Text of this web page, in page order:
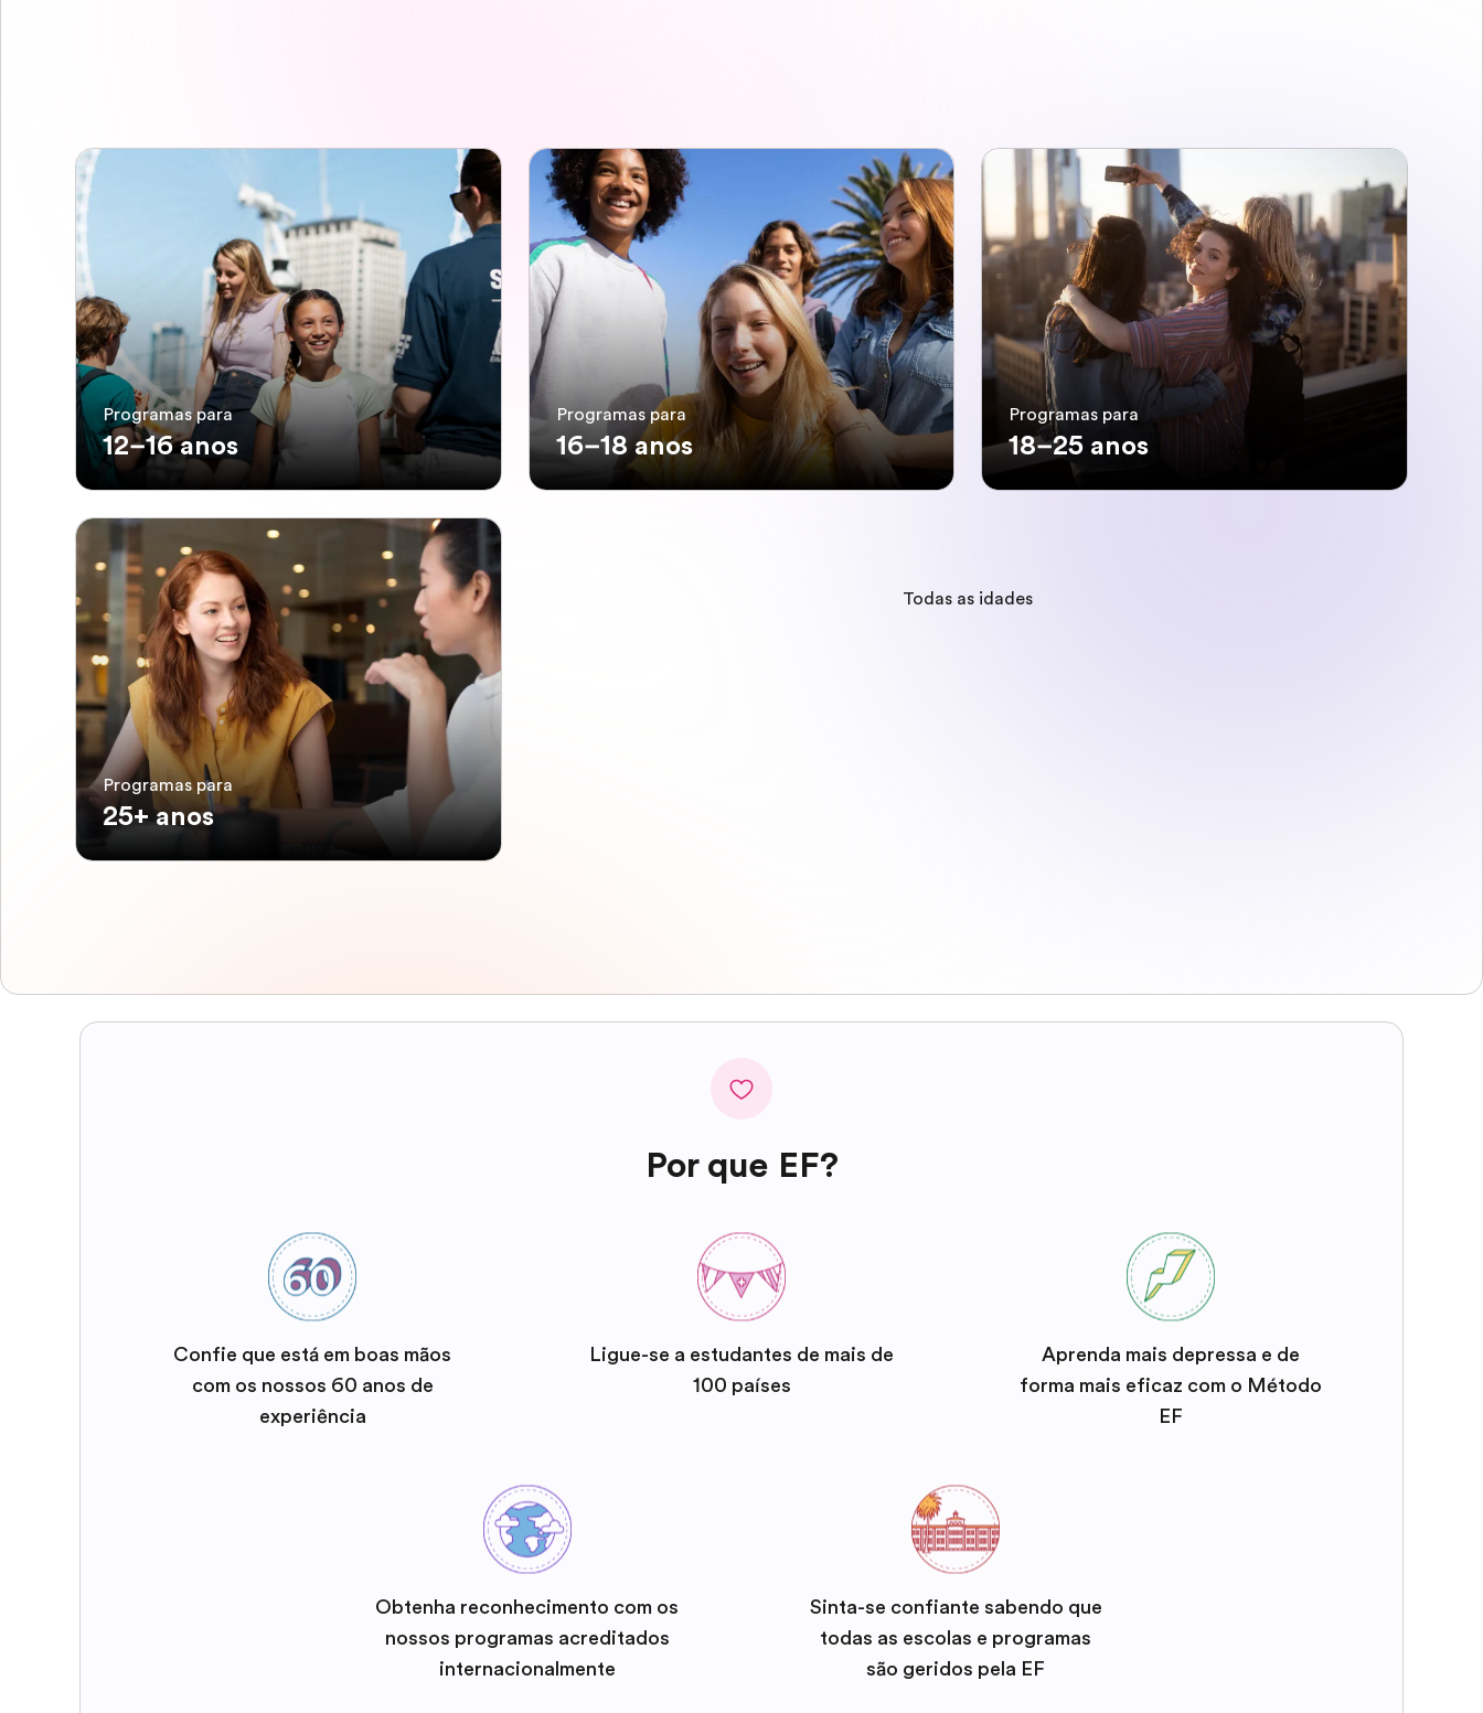
Programas para
12–16 anos
Programas para
16–18 anos
Programas para
18–25 anos
Programas para
25+ anos
Todas as idades
Por que EF?
Confie que está em boas mãos
com os nossos 60 anos de
experiência
Ligue-se a estudantes de mais de
100 países
Aprenda mais depressa e de
forma mais eficaz com o Método
EF
Obtenha reconhecimento com os
nossos programas acreditados
internacionalmente
Sinta-se confiante sabendo que
todas as escolas e programas
são geridos pela EF